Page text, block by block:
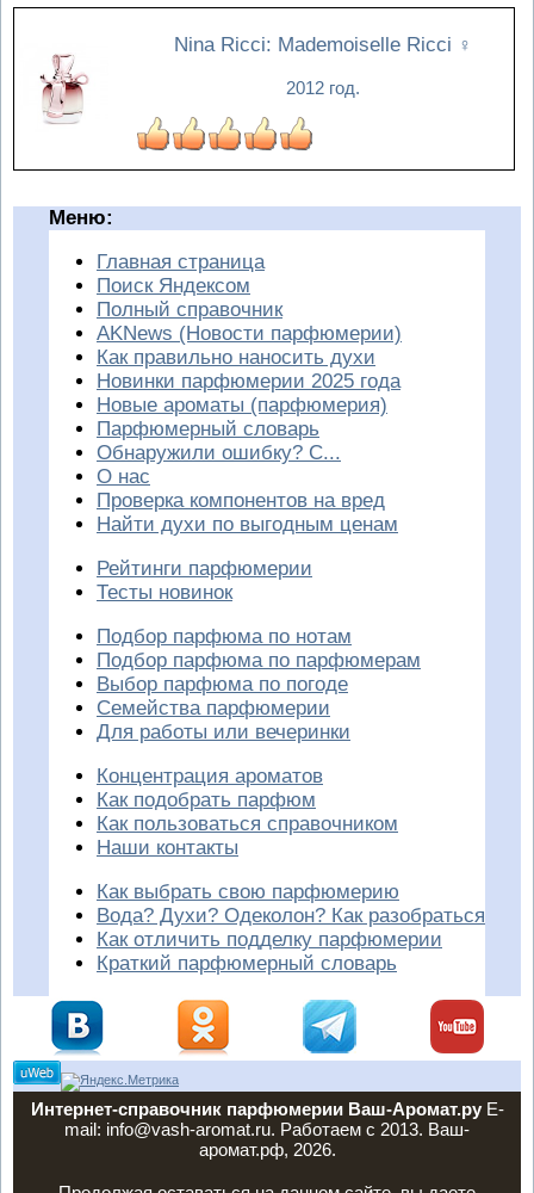
Nina Ricci: Mademoiselle Ricci ♀
2012 год.
Меню:
Главная страница
Поиск Яндексом
Полный справочник
AKNews (Новости парфюмерии)
Как правильно наносить духи
Новинки парфюмерии 2025 года
Новые ароматы (парфюмерия)
Парфюмерный словарь
Обнаружили ошибку? С...
О нас
Проверка компонентов на вред
Найти духи по выгодным ценам
Рейтинги парфюмерии
Тесты новинок
Подбор парфюма по нотам
Подбор парфюма по парфюмерам
Выбор парфюма по погоде
Семейства парфюмерии
Для работы или вечеринки
Концентрация ароматов
Как подобрать парфюм
Как пользоваться справочником
Наши контакты
Как выбрать свою парфюмерию
Вода? Духи? Одеколон? Как разобраться
Как отличить подделку парфюмерии
Краткий парфюмерный словарь
Интернет-справочник парфюмерии Ваш-Аромат.руE-
mail: info@vash-aromat.ru. Работаем с 2013. Ваш-
аромат.рф, 2026.